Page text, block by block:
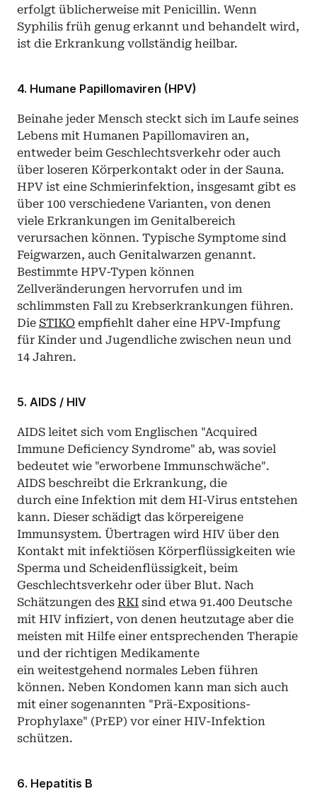
erfolgt üblicherweise mit Penicillin. Wenn
Syphilis früh genug erkannt und behandelt wird,
ist die Erkrankung vollständig heilbar.
4. Humane Papillomaviren (HPV)
Beinahe jeder Mensch steckt sich im Laufe seines
Lebens mit Humanen Papillomaviren an,
entweder beim Geschlechtsverkehr oder auch
über loseren Körperkontakt oder in der Sauna.
HPV ist eine Schmierinfektion, insgesamt gibt es
über 100 verschiedene Varianten, von denen
viele Erkrankungen im Genitalbereich
verursachen können. Typische Symptome sind
Feigwarzen, auch Genitalwarzen genannt.
Bestimmte HPV-Typen können
Zellveränderungen hervorrufen und im
schlimmsten Fall zu Krebserkrankungen führen.
Die STIKO empfiehlt daher eine HPV-Impfung
für Kinder und Jugendliche zwischen neun und
14 Jahren.
5. AIDS / HIV
AIDS leitet sich vom Englischen "Acquired
Immune Deficiency Syndrome" ab, was soviel
bedeutet wie "erworbene Immunschwäche".
AIDS beschreibt die Erkrankung, die
durch eine Infektion mit dem HI-Virus entstehen
kann. Dieser schädigt das körpereigene
Immunsystem. Übertragen wird HIV über den
Kontakt mit infektiösen Körperflüssigkeiten wie
Sperma und Scheidenflüssigkeit, beim
Geschlechtsverkehr oder über Blut. Nach
Schätzungen des RKI sind etwa 91.400 Deutsche
mit HIV infiziert, von denen heutzutage aber die
meisten mit Hilfe einer entsprechenden Therapie
und der richtigen Medikamente
ein weitestgehend normales Leben führen
können. Neben Kondomen kann man sich auch
mit einer sogenannten "Prä-Expositions-
Prophylaxe" (PrEP) vor einer HIV-Infektion
schützen.
6. Hepatitis B